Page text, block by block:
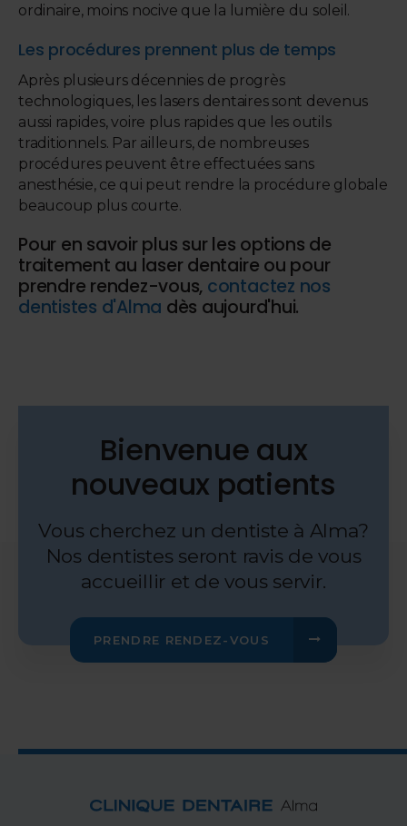
ordinaire, moins nocive que la lumière du soleil.
Les procédures prennent plus de temps
Après plusieurs décennies de progrès
technologiques, les lasers dentaires sont devenus
aussi rapides, voire plus rapides que les outils
traditionnels. Par ailleurs, de nombreuses
procédures peuvent être effectuées sans
anesthésie, ce qui peut rendre la procédure globale
beaucoup plus courte.
Pour en savoir plus sur les options de
traitement au laser dentaire ou pour
prendre rendez-vous, contactez nos
dentistes d'Alma dès aujourd'hui.
Bienvenue aux
nouveaux patients
Vous cherchez un dentiste à Alma?
Nos dentistes seront ravis de vous
accueillir et de vous servir.
PRENDRE RENDEZ-VOUS